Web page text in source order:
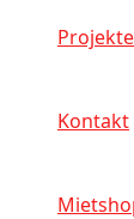
Projekte
Kontakt